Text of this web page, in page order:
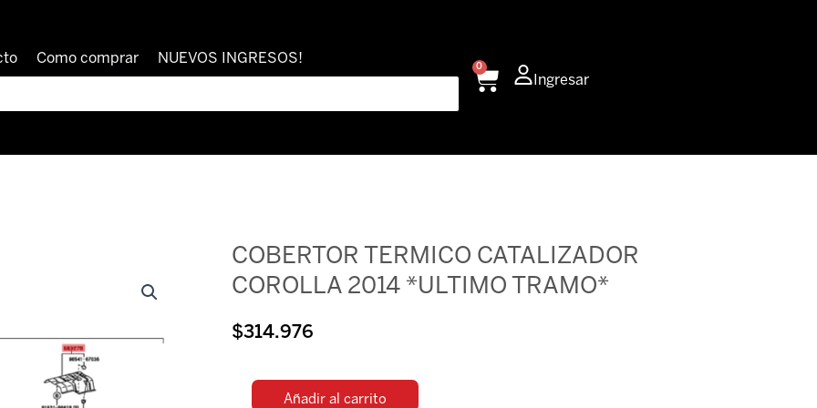
Como comprar NUEVOS INGRESOS!
0
CarritoIngresar
COBERTOR TERMICO CATALIZADOR
COROLLA 2014 *ULTIMO TRAMO*
$314.976
Añadir al carrito